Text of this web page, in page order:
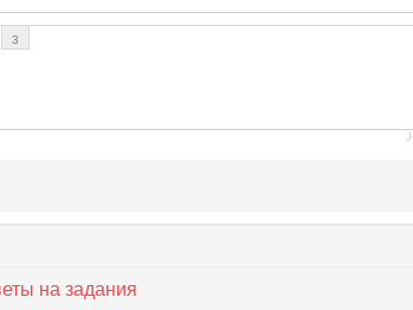
3
на задания